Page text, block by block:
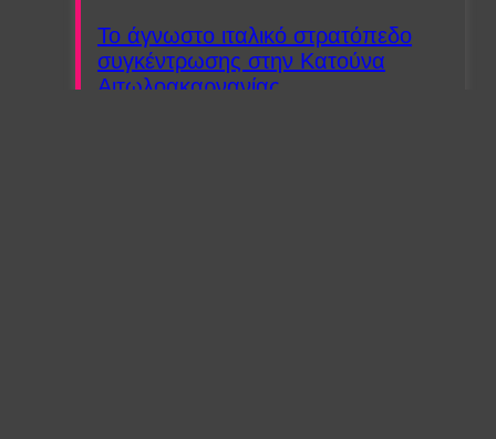
To άγνωστο ιταλικό στρατόπεδο
συγκέντρωσης στην Κατούνα
Αιτωλοακαρνανίας